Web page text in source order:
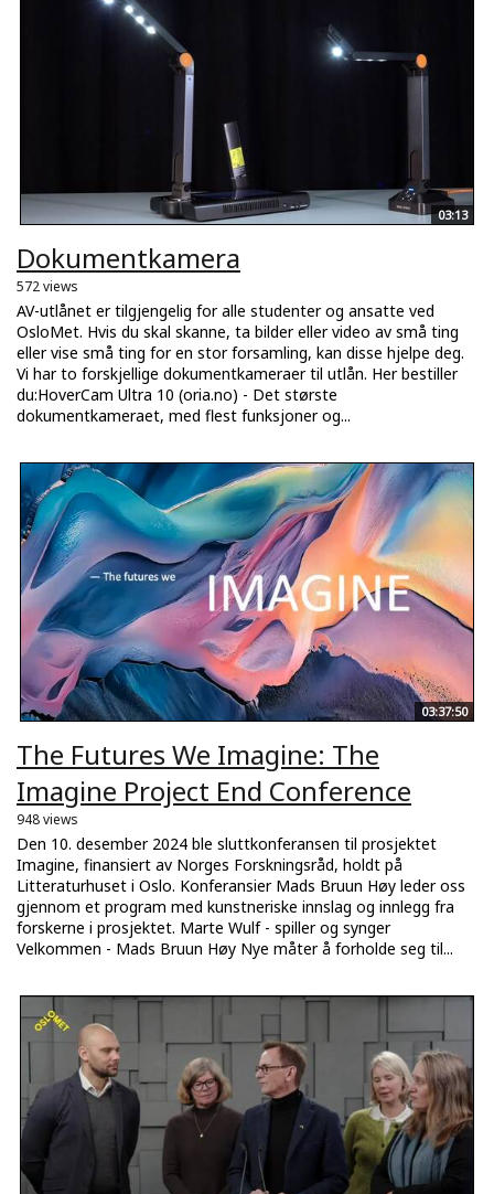
03:13
Dokumentkamera
572 views
AV-utlånet er tilgjengelig for alle studenter og ansatte ved
OsloMet. Hvis du skal skanne, ta bilder eller video av små ting
eller vise små ting for en stor forsamling, kan disse hjelpe deg.
Vi har to forskjellige dokumentkameraer til utlån. Her bestiller
du:HoverCam Ultra 10 (oria.no) - Det største
dokumentkameraet, med flest funksjoner og...
03:37:50
The Futures We Imagine: The
Imagine Project End Conference
948 views
Den 10. desember 2024 ble sluttkonferansen til prosjektet
Imagine, finansiert av Norges Forskningsråd, holdt på
Litteraturhuset i Oslo. Konferansier Mads Bruun Høy leder oss
gjennom et program med kunstneriske innslag og innlegg fra
forskerne i prosjektet. Marte Wulf - spiller og synger
Velkommen - Mads Bruun Høy Nye måter å forholde seg til...